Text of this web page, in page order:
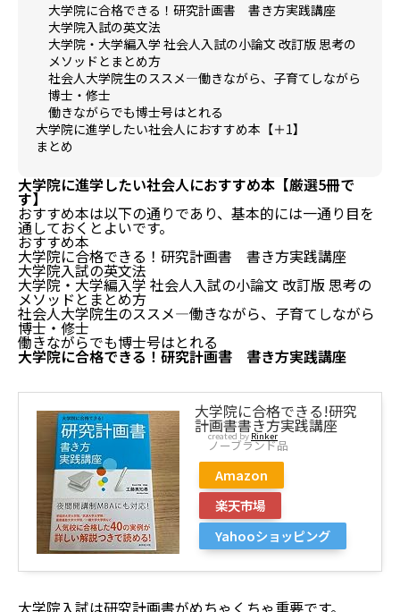
大学院に合格できる！研究計画書 書き方実践講座
大学院入試の英文法
大学院・大学編入学 社会人入試の小論文 改訂版 思考の
メソッドとまとめ方
社会人大学院生のススメ―働きながら、子育てしながら
博士・修士
働きながらでも博士号はとれる
大学院に進学したい社会人におすすめ本【＋1】
まとめ
大学院に進学したい社会人におすすめ本【厳選5冊で
す】
おすすめ本は以下の通りであり、基本的には一通り目を
通しておくとよいです。
おすすめ本
大学院に合格できる！研究計画書 書き方実践講座
大学院入試の英文法
大学院・大学編入学 社会人入試の小論文 改訂版 思考の
メソッドとまとめ方
社会人大学院生のススメ―働きながら、子育てしながら
博士・修士
働きながらでも博士号はとれる
大学院に合格できる！研究計画書 書き方実践講座
大学院に合格できる!研究
計画書書き方実践講座
created by Rinker
ノーブランド品
Amazon
楽天市場
Yahooショッピング